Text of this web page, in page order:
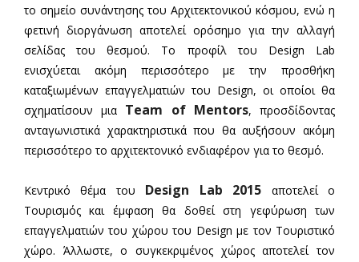
το σημείο συνάντησης του Αρχιτεκτονικού κόσμου, ενώ η
φετινή διοργάνωση αποτελεί ορόσημο για την αλλαγή
σελίδας του θεσμού. Το προφίλ του Design Lab
ενισχύεται ακόμη περισσότερο με την προσθήκη
καταξιωμένων επαγγελματιών του Design, οι οποίοι θα
σχηματίσουν μια Team of Mentors, προσδίδοντας
ανταγωνιστικά χαρακτηριστικά που θα αυξήσουν ακόμη
περισσότερο το αρχιτεκτονικό ενδιαφέρον για το θεσμό.
Κεντρικό θέμα του Design Lab 2015 αποτελεί ο
Τουρισμός και έμφαση θα δοθεί στη γεφύρωση των
επαγγελματιών του χώρου του Design με τον Τουριστικό
χώρο. Άλλωστε, ο συγκεκριμένος χώρος αποτελεί τον